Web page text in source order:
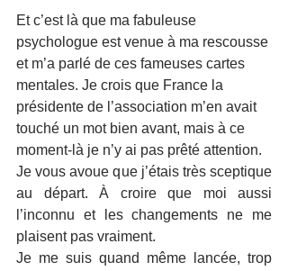
Et c’est là que ma fabuleuse
psychologue est venue à ma rescousse
et m’a parlé de ces fameuses cartes
mentales. Je crois que France la
présidente de l’association m’en avait
touché un mot bien avant, mais à ce
moment-là je n’y ai pas prêté attention.
Je vous avoue que j’étais très sceptique
au départ. À croire que moi aussi
l’inconnu et les changements ne me
plaisent pas vraiment.
Je me suis quand même lancée, trop